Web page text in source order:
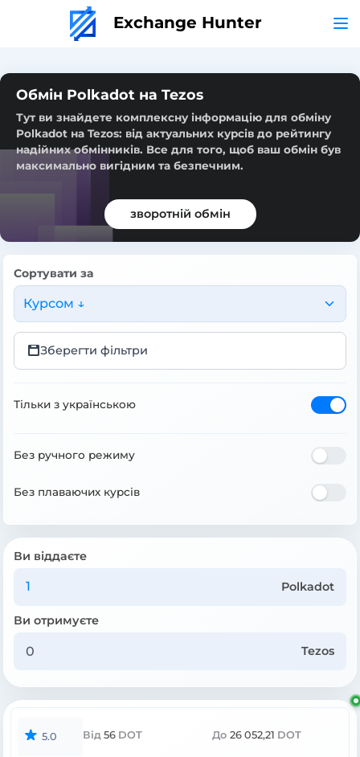
Exchange Hunter
Обмін Polkadot на Tezos
Тут ви знайдете комплексну інформацію для обміну
Polkadot на Tezos: від актуальних курсів до рейтингу
надійних обмінників. Все для того, щоб ваш обмін був
максимально вигідним та безпечним.
зворотній обмін
Сортувати за
Курсом ↓
Зберегти фільтри
Тільки з українською
Без ручного режиму
Без плаваючих курсів
Ви віддаєте
Polkadot
Ви отримуєте
Tezos
5.0 Від 56 DOT До 26 052,21 DOT